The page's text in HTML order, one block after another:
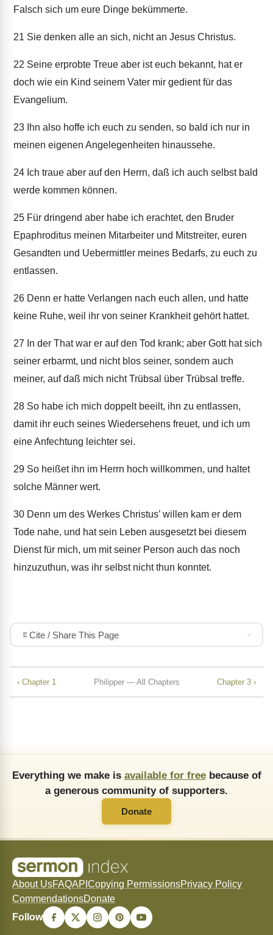
Falsch sich um eure Dinge bekümmerte.
21 Sie denken alle an sich, nicht an Jesus Christus.
22 Seine erprobte Treue aber ist euch bekannt, hat er
doch wie ein Kind seinem Vater mir gedient für das
Evangelium.
23 Ihn also hoffe ich euch zu senden, so bald ich nur in
meinen eigenen Angelegenheiten hinaussehe.
24 Ich traue aber auf den Herrn, daß ich auch selbst bald
werde kommen können.
25 Für dringend aber habe ich erachtet, den Bruder
Epaphroditus meinen Mitarbeiter und Mitstreiter, euren
Gesandten und Uebermittler meines Bedarfs, zu euch zu
entlassen.
26 Denn er hatte Verlangen nach euch allen, und hatte
keine Ruhe, weil ihr von seiner Krankheit gehört hattet.
27 In der That war er auf den Tod krank; aber Gott hat sich
seiner erbarmt, und nicht blos seiner, sondern auch
meiner, auf daß mich nicht Trübsal über Trübsal treffe.
28 So habe ich mich doppelt beeilt, ihn zu entlassen,
damit ihr euch seines Wiedersehens freuet, und ich um
eine Anfechtung leichter sei.
29 So heißet ihn im Herrn hoch willkommen, und haltet
solche Männer wert.
30 Denn um des Werkes Christus’ willen kam er dem
Tode nahe, und hat sein Leben ausgesetzt bei diesem
Dienst für mich, um mit seiner Person auch das noch
hinzuzuthun, was ihr selbst nicht thun konntet.
Cite / Share This Page
‹ Chapter 1 Philipper — All Chapters Chapter 3 ›
Everything we make is available for freebecause of
a generous community of supporters.
Donate
About UsFAQAPI Copying PermissionsPrivacy Policy
CommendationsDonate
Follow